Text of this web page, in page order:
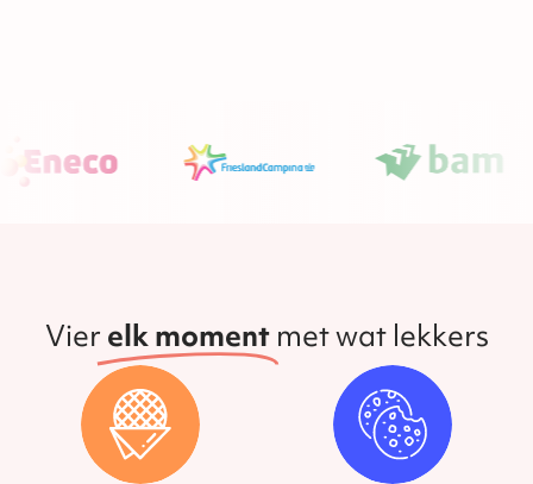
Vier elk moment met wat lekkers